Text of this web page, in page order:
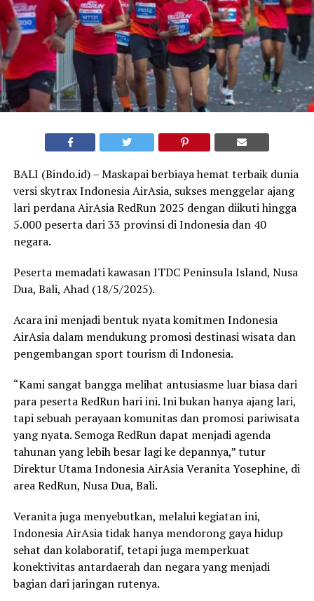
BALI (Bindo.id) – Maskapai berbiaya hemat terbaik dunia
versi skytrax Indonesia AirAsia, sukses menggelar ajang
lari perdana AirAsia RedRun 2025 dengan diikuti hingga
5.000 peserta dari 33 provinsi di Indonesia dan 40
negara.
Peserta memadati kawasan ITDC Peninsula Island, Nusa
Dua, Bali, Ahad (18/5/2025).
Acara ini menjadi bentuk nyata komitmen Indonesia
AirAsia dalam mendukung promosi destinasi wisata dan
pengembangan sport tourism di Indonesia.
“Kami sangat bangga melihat antusiasme luar biasa dari
para peserta RedRun hari ini. Ini bukan hanya ajang lari,
tapi sebuah perayaan komunitas dan promosi pariwisata
yang nyata. Semoga RedRun dapat menjadi agenda
tahunan yang lebih besar lagi ke depannya,” tutur
Direktur Utama Indonesia AirAsia Veranita Yosephine, di
area RedRun, Nusa Dua, Bali.
Veranita juga menyebutkan, melalui kegiatan ini,
Indonesia AirAsia tidak hanya mendorong gaya hidup
sehat dan kolaboratif, tetapi juga memperkuat
konektivitas antardaerah dan negara yang menjadi
bagian dari jaringan rutenya.